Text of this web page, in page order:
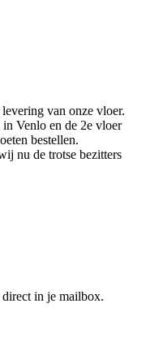
van onze vloer.
Venlo en de 2e vloer
bestellen.
nu de trotse bezitters
in je mailbox.